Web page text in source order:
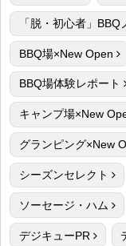
「脱・初心者」BBQ
BBQ場×New Open
BBQ場体験レポート
キャンプ場×New
グランピング×New
シーズンセレクト
ソーセージ・ハム
デジキューPR